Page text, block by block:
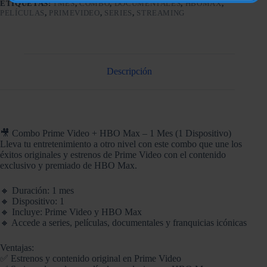
ETIQUETAS:1MES,COMBO,DOCUMENTALES,HBOMAX,
PELÍCULAS , PRIMEVIDEO, SERIES , STREAMING
Descripción
🎥 Combo Prime Video + HBO Max – 1 Mes (1 Dispositivo)
Lleva tu entretenimiento a otro nivel con este combo que une los
éxitos originales y estrenos de Prime Video con el contenido
exclusivo y premiado de HBO Max.
🔸 Duración: 1 mes
🔸 Dispositivo: 1
🔸 Incluye: Prime Video y HBO Max
🔸 Accede a series, películas, documentales y franquicias icónicas
Ventajas:
✅ Estrenos y contenido original en Prime Video